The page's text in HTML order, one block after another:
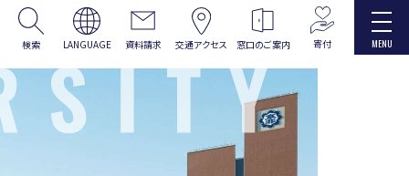
検索 LANGUAGE 資料請求 交通アクセス 窓口のご案内 寄付 MENU